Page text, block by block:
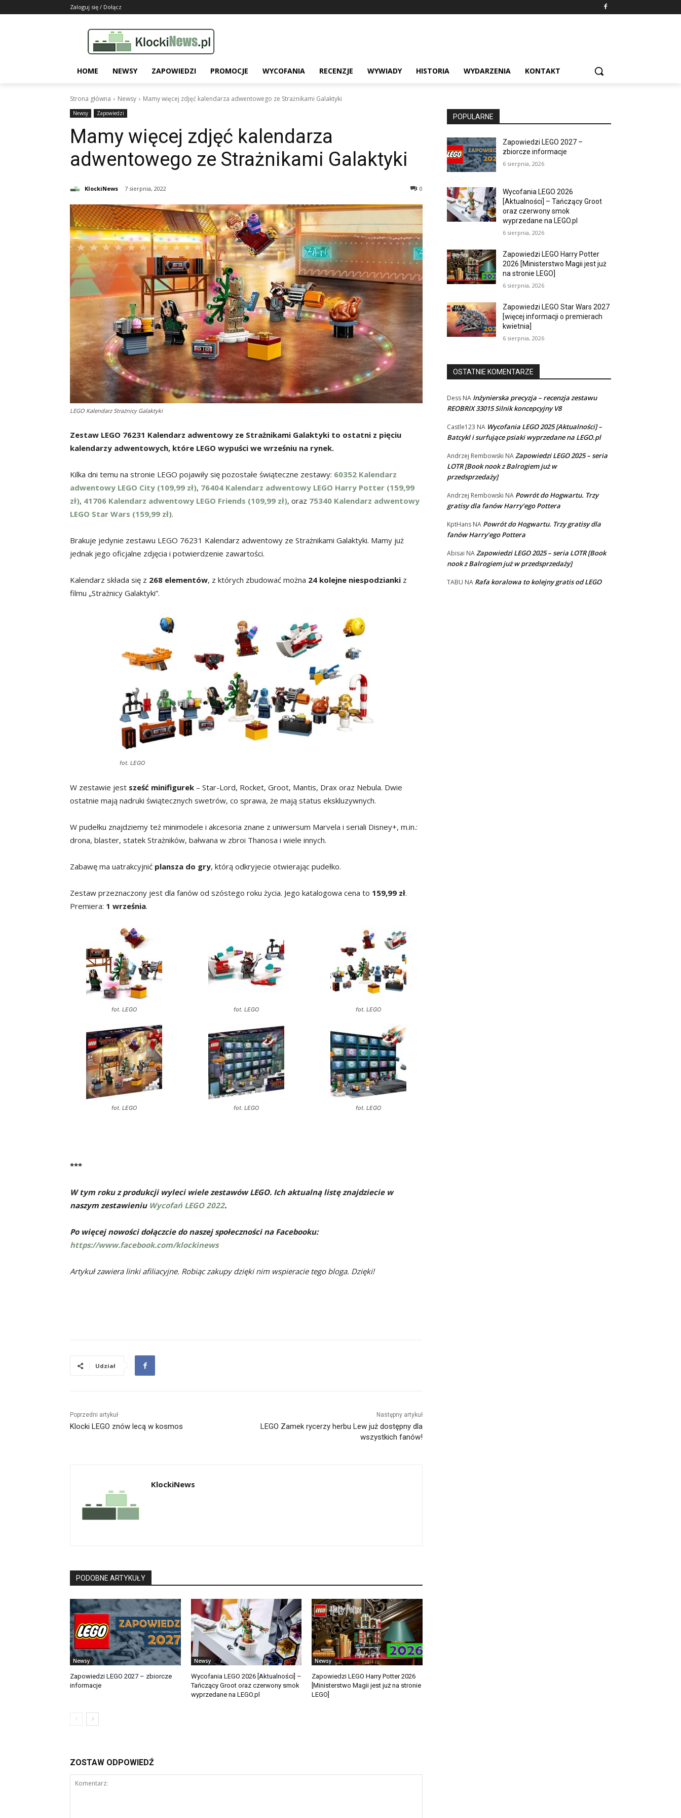
Zaloguj się / Dołącz
HOME NEWSY ZAPOWIEDZI PROMOCJE WYCOFANIA RECENZJE WYWIADY HISTORIA WYDARZENIA KONTAKT
Strona główna Newsy Mamy więcej zdjęć kalendarza adwentowego ze Strażnikami Galaktyki
Newsy Zapowiedzi
Mamy więcej zdjęć kalendarza
adwentowego ze Strażnikami Galaktyki
KlockiNews 7 sierpnia, 2022 0
LEGO Kalendarz Strażnicy Galaktyki
Zestaw LEGO 76231 Kalendarz adwentowy ze Strażnikami Galaktyki to ostatni z pięciu
kalendarzy adwentowych, które LEGO wypuści we wrześniu na rynek.
Kilka dni temu na stronie LEGO pojawiły się pozostałe świąteczne zestawy: 60352 Kalendarz
adwentowy LEGO City (109,99 zł), 76404 Kalendarz adwentowy LEGO Harry Potter (159,99
zł), 41706 Kalendarz adwentowy LEGO Friends (109,99 zł), oraz 75340 Kalendarz adwentowy
LEGO Star Wars (159,99 zł).
Brakuje jedynie zestawu LEGO 76231 Kalendarz adwentowy ze Strażnikami Galaktyki. Mamy już
jednak jego oficjalne zdjęcia i potwierdzenie zawartości.
Kalendarz składa się z 268 elementów, z których zbudować można 24 kolejne niespodzianki z
filmu „Strażnicy Galaktyki”.
fot. LEGO
W zestawie jest sześć minifigurek – Star-Lord, Rocket, Groot, Mantis, Drax oraz Nebula. Dwie
ostatnie mają nadruki świątecznych swetrów, co sprawa, że mają status ekskluzywnych.
W pudełku znajdziemy też minimodele i akcesoria znane z uniwersum Marvela i seriali Disney+, m.in.:
drona, blaster, statek Strażników, bałwana w zbroi Thanosa i wiele innych.
Zabawę ma uatrakcyjnić plansza do gry, którą odkryjecie otwierając pudełko.
Zestaw przeznaczony jest dla fanów od szóstego roku życia. Jego katalogowa cena to 159,99 zł.
Premiera: 1 września.
fot. LEGO fot. LEGO fot. LEGO
fot. LEGO fot. LEGO fot. LEGO
***
W tym roku z produkcji wyleci wiele zestawów LEGO. Ich aktualną listę znajdziecie w
naszym zestawieniu Wycofań LEGO 2022.
Po więcej nowości dołączcie do naszej społeczności na Facebooku:
https://www.facebook.com/klockinews
Artykuł zawiera linki afiliacyjne. Robiąc zakupy dzięki nim wspieracie tego bloga. Dzięki!
Udział
Poprzedni artykuł
Klocki LEGO znów lecą w kosmos
Następny artykuł
LEGO Zamek rycerzy herbu Lew już dostępny dla
wszystkich fanów!
KlockiNews
PODOBNE ARTYKUŁY
Newsy
Zapowiedzi LEGO 2027 – zbiorcze
informacje
Newsy
Wycofania LEGO 2026 [Aktualności] –
Tańczący Groot oraz czerwony smok
wyprzedane na LEGO.pl
Newsy
Zapowiedzi LEGO Harry Potter 2026
[Ministerstwo Magii jest już na stronie
LEGO]
ZOSTAW ODPOWIEDŹ
POPULARNE
Zapowiedzi LEGO 2027 –
zbiorcze informacje
6 sierpnia, 2026
Wycofania LEGO 2026
[Aktualności] – Tańczący Groot
oraz czerwony smok
wyprzedane na LEGO.pl
6 sierpnia, 2026
Zapowiedzi LEGO Harry Potter
2026 [Ministerstwo Magii jest już
na stronie LEGO]
6 sierpnia, 2026
Zapowiedzi LEGO Star Wars 2027
[więcej informacji o premierach
kwietnia]
6 sierpnia, 2026
OSTATNIE KOMENTARZE
Dess NA Inżynierska precyzja – recenzja zestawu
REOBRIX 33015 Silnik koncepcyjny V8
Castle123 NA Wycofania LEGO 2025 [Aktualności] –
Batcykl i surfujące psiaki wyprzedane na LEGO.pl
Andrzej Rembowski NAZapowiedzi LEGO 2025 – seria
LOTR [Book nook z Balrogiem już w
przedsprzedaży]
Andrzej Rembowski NA Powrót do Hogwartu. Trzy
gratisy dla fanów Harry’ego Pottera
KptHans NA Powrót do Hogwartu. Trzy gratisy dla
fanów Harry’ego Pottera
Abisai NAZapowiedzi LEGO 2025 – seria LOTR [Book
nook z Balrogiem już w przedsprzedaży]
TABU NA Rafa koralowa to kolejny gratis od LEGO